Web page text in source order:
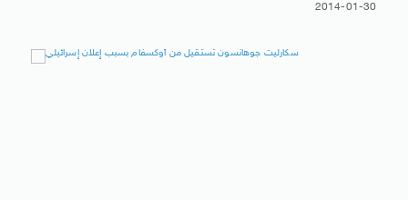
2014-01-30